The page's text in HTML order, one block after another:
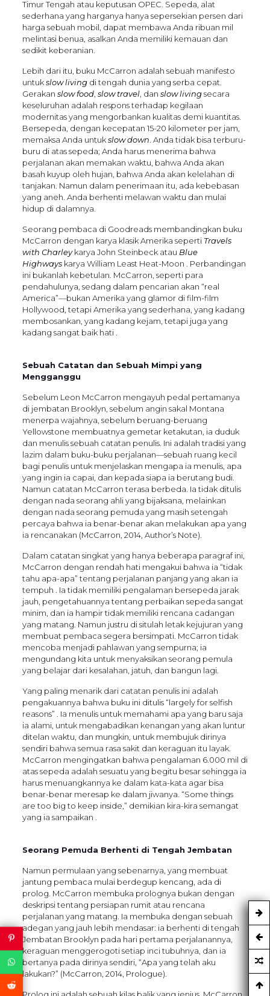
Timur Tengah atau keputusan OPEC. Sepeda, alat
sederhana yang harganya hanya sepersekian persen dari
harga sebuah mobil, dapat membawa Anda ribuan mil
melintasi benua, asalkan Anda memiliki kemauan dan
sedikit keberanian.
Lebih dari itu, buku McCarron adalah sebuah manifesto
untukslow livingdi tengah dunia yang serba cepat.
Gerakan slow food, slow travel, dan slow livingsecara
keseluruhan adalah respons terhadap kegilaan
modernitas yang mengorbankan kualitas demi kuantitas.
Bersepeda, dengan kecepatan 15-20 kilometer per jam,
memaksa Anda untukslow down . Anda tidak bisa terburu-
buru di atas sepeda; Anda harus menerima bahwa
perjalanan akan memakan waktu, bahwa Anda akan
basah kuyup oleh hujan, bahwa Anda akan kelelahan di
tanjakan. Namun dalam penerimaan itu, ada kebebasan
yang aneh. Anda berhenti melawan waktu dan mulai
hidup di dalamnya.
Seorang pembaca di Goodreads membandingkan buku
McCarron dengan karya klasik Amerika seperti Travels
with Charleykarya John Steinbeck atau Blue
Highwayskarya William Least Heat-Moon . Perbandingan
ini bukanlah kebetulan. McCarron, seperti para
pendahulunya, sedang dalam pencarian akan “real
America”—bukan Amerika yang glamor di film-film
Hollywood, tetapi Amerika yang sederhana, yang kadang
membosankan, yang kadang kejam, tetapi juga yang
kadang sangat baik hati .
Sebuah Catatan dan Sebuah Mimpi yang
Mengganggu
Sebelum Leon McCarron mengayuh pedal pertamanya
di jembatan Brooklyn, sebelum angin sakal Montana
menerpa wajahnya, sebelum beruang-beruang
Yellowstone membuatnya gemetar ketakutan, ia duduk
dan menulis sebuah catatan penulis. Ini adalah tradisi yang
lazim dalam buku-buku perjalanan—sebuah ruang kecil
bagi penulis untuk menjelaskan mengapa ia menulis, apa
yang ingin ia capai, dan kepada siapa ia berutang budi.
Namun catatan McCarron terasa berbeda. Ia tidak ditulis
dengan nada seorang ahli yang bijaksana, melainkan
dengan nada seorang pemuda yang masih setengah
percaya bahwa ia benar-benar akan melakukan apa yang
ia rencanakan (McCarron, 2014, Author’s Note).
Dalam catatan singkat yang hanya beberapa paragraf ini,
McCarron dengan rendah hati mengakui bahwa ia “tidak
tahu apa-apa” tentang perjalanan panjang yang akan ia
tempuh . Ia tidak memiliki pengalaman bersepeda jarak
jauh, pengetahuannya tentang perbaikan sepeda sangat
minim, dan ia hampir tidak memiliki rencana cadangan
yang matang. Namun justru di situlah letak kejujuran yang
membuat pembaca segera bersimpati. McCarron tidak
mencoba menjadi pahlawan yang sempurna; ia
mengundang kita untuk menyaksikan seorang pemula
yang belajar dari kesalahan, jatuh, dan bangun lagi.
Yang paling menarik dari catatan penulis ini adalah
pengakuannya bahwa buku ini ditulis “largely for selfish
reasons” . Ia menulis untuk memahami apa yang baru saja
ia alami, untuk mengabadikan kenangan yang akan luntur
ditelan waktu, dan mungkin, untuk membujuk dirinya
sendiri bahwa semua rasa sakit dan keraguan itu layak.
McCarron mengingatkan bahwa pengalaman 6.000 mil di
atas sepeda adalah sesuatu yang begitu besar sehingga ia
harus menuangkannya ke dalam kata-kata agar bisa
benar-benar meresap ke dalam jiwanya. “Some things
are too big to keep inside,” demikian kira-kira semangat
yang ia sampaikan .
Seorang Pemuda Berhenti di Tengah Jembatan
Namun permulaan yang sebenarnya, yang membuat
jantung pembaca mulai berdegup kencang, ada di
prolog. McCarron membuka prolognya bukan dengan
deskripsi tentang persiapan rumit atau rencana
perjalanan yang matang. Ia membuka dengan sebuah
adegan yang jauh lebih mendasar: ia berhenti di tengah
Jembatan Brooklyn pada hari pertama perjalanannya,
keraguan menggerogoti setiap inci tubuhnya, dan ia
bertanya pada dirinya sendiri, “Apa yang telah aku
lakukan?” (McCarron, 2014, Prologue).
Prolog ini adalah sebuah kilas balik yang jenius. McCarron